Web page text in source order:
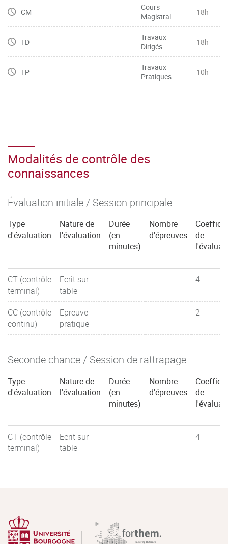
CM
Cours
Magistral
18h
TD
Travaux
Dirigés
18h
TP
Travaux
Pratiques
10h
Modalités de contrôle des
connaissances
Évaluation initiale / Session principale
Type
d'évaluation
Nature de
l'évaluation
Durée
(en
minutes)
Nombre
d'épreuves
de
CT (contrôle
terminal)
Ecrit sur
table
4
CC (contrôle
continu)
Epreuve
pratique
2
Seconde chance / Session de rattrapage
Type
d'évaluation
Nature de
l'évaluation
Durée
(en
minutes)
Nombre
d'épreuves
de
CT (contrôle
terminal)
Ecrit sur
table
4